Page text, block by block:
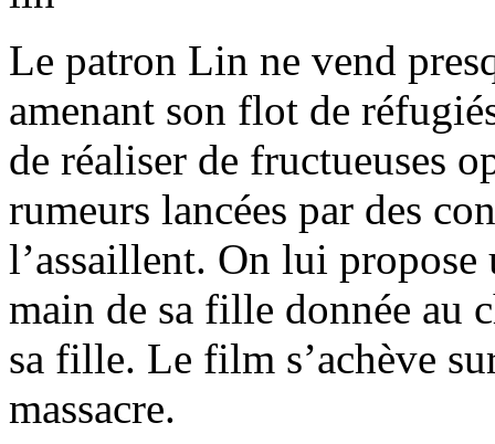
Le patron Lin ne vend
amenant son flot de
de réaliser de fructueuses
rumeurs lancées par des
l’assaillent. On lui
main de sa fille donnée au
sa fille. Le film s’achève
massacre.